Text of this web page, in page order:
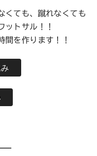
くても、蹴れなくても
ットサル！！
間を作ります！！